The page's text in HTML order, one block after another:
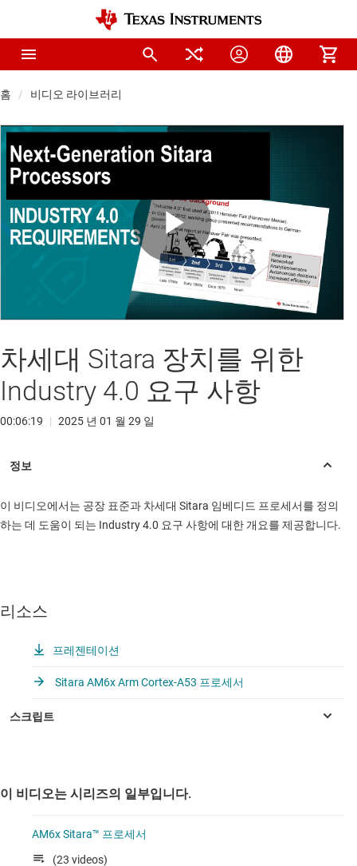
홈 비디오 라이브러리
Play
Video
차세대 Sitara 장치를 위한
Industry 4.0 요구 사항
00:06:19 | 2025 년 01 월 29 일
이 비디오에서는 공장 표준과 차세대 Sitara 임베디드 프로세서를 정의
하는 데 도움이 되는 Industry 4.0 요구 사항에 대한 개요를 제공합니다.
리소스
프레젠테이션
Sitara AM6x Arm Cortex-A53 프로세서
이 비디오는 시리즈의 일부입니다.
AM6x Sitara™ 프로세서
(23 videos)